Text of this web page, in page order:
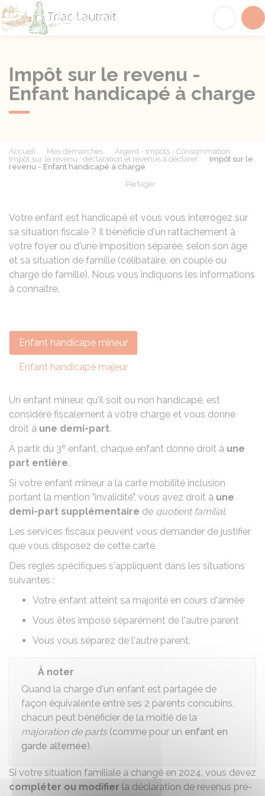
Impôt sur le revenu -
Enfant handicapé à charge
Accueil Mes démarches
Argent - Impôts - Consommation
Impôt sur le revenu : déclaration et revenus à déclarer
Impôt sur le
revenu - Enfant handicapé à charge
Partager
Votre enfant est handicapé et vous vous interrogez sur
sa situation fiscale ? Il bénéficie d'un rattachement à
votre foyer ou d'une imposition séparée, selon son âge
et sa situation de famille (célibataire, en couple ou
chargé de famille). Nous vous indiquons les informations
à connaître.
Enfant handicapé mineur
Enfant handicapé majeur
Un enfant mineur, qu'il soit ou non handicapé, est
considéré fiscalement à votre charge et vous donne
droit à une demi-part.
À partir du 3e enfant, chaque enfant donne droit à une
part entière.
Si votre enfant mineur a la carte mobilité inclusion
portant la mention "invalidité", vous avez droit à une
demi-part supplémentaire de quotient familial.
Les services fiscaux peuvent vous demander de justifier
que vous disposez de cette carte.
Des règles spécifiques s'appliquent dans les situations
suivantes :
Votre enfant atteint sa majorité en cours d'année
Vous êtes imposé séparément de l'autre parent
Vous vous séparez de l'autre parent.
À noter
Quand la charge d'un enfant est partagée de
façon équivalente entre ses 2 parents concubins,
chacun peut bénéficier de la moitié de la
majoration de parts(comme pour un enfant en
garde alternée).
Si votre situation familiale a changé en 2024, vous devez
compléter ou modifier la déclaration de revenus pré-